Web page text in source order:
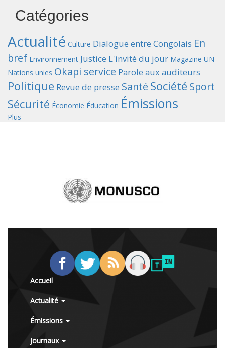
Catégories
Actualité Culture Dialogue entre Congolais En
bref Environnement Justice L'invité du jour Magazine UN
Nations unies Okapi service Parole aux auditeurs
Politique Revue de presse Santé Société Sport
Sécurité Économie Éducation Émissions
Plus
Accueil
Actualité
Émissions
Journaux